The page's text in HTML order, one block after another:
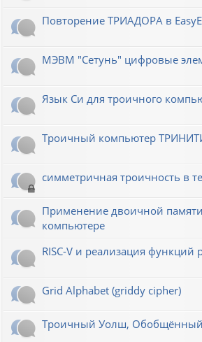
Повторение ТРИАДОРА в
МЭВМ "Сетунь" цифровые
Язык Си для троичного
Троичный компьютер
симметричная троичность в
Применение двоичной
компьютере
RISC-V и реализация функций
Grid Alphabet (griddy cipher)
Троичный Уолш, Обобщённый